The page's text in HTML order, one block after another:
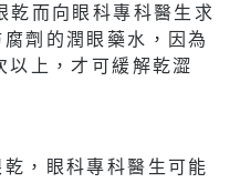
乾而向眼科專科醫生求
劑的潤眼藥水，因為
以上，才可緩解乾澀
，眼科專科醫生可能